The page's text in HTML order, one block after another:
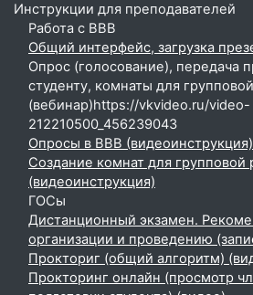
Инструкции для преподавателей
Работа с BBB
Общий интерфейс, загрузка
Опрос (голосование), передача
студенту, комнаты для
(вебинар)https://vkvideo.ru/video-
212210500_456239043
Опросы в BBB (видеоинструкция)
Создание комнат для групповой
(видеоинструкция)
ГОСы
Дистанционный экзамен.
организации и проведению
Прокториг (общий алгоритм)
Прокторинг онлайн (просмотр